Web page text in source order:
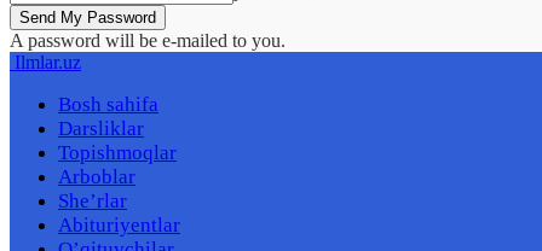
A password will be e-mailed to you.
Ilmlar.uz
Bosh sahifa
Darsliklar
Topishmoqlar
Arboblar
She’rlar
Abituriyentlar